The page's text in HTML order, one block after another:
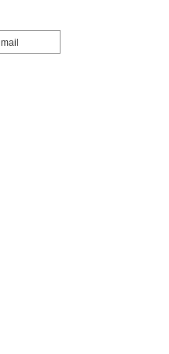
mail